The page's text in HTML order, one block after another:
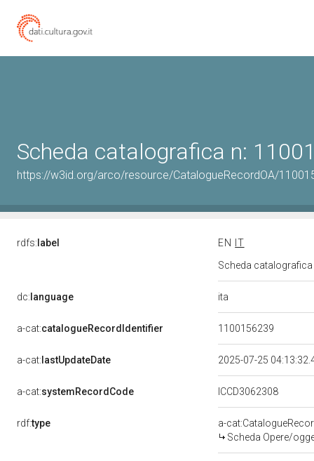
Scheda catalografica n:
https://w3id.org/arco/resource/CatalogueRecordOA/
rdfs: label EN
IT
Scheda
dc: language ita
a-cat:catalogueRecordIdentifier 1100156239
a-cat: lastUpdateDate 2025-07-25
a-cat:systemRecordCode ICCD3062308
rdf:type
a-
Scheda Opere/